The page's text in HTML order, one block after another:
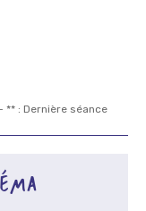
** : Dernière séance